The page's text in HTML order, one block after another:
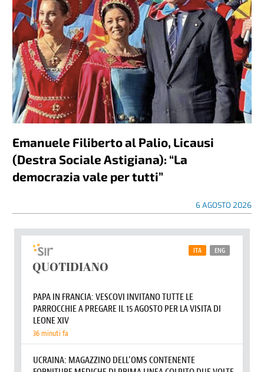
Emanuele Filiberto al Palio, Licausi
(Destra Sociale Astigiana): “La
democrazia vale per tutti”
6 AGOSTO 2026